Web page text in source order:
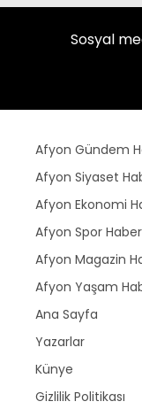
Sosyal
Afyon Gündem
Afyon Siyaset
Afyon Ekonomi
Afyon Spor
Afyon Magazin
Afyon Yaşam
Ana Sayfa
Yazarlar
Künye
Gizlilik Politikası